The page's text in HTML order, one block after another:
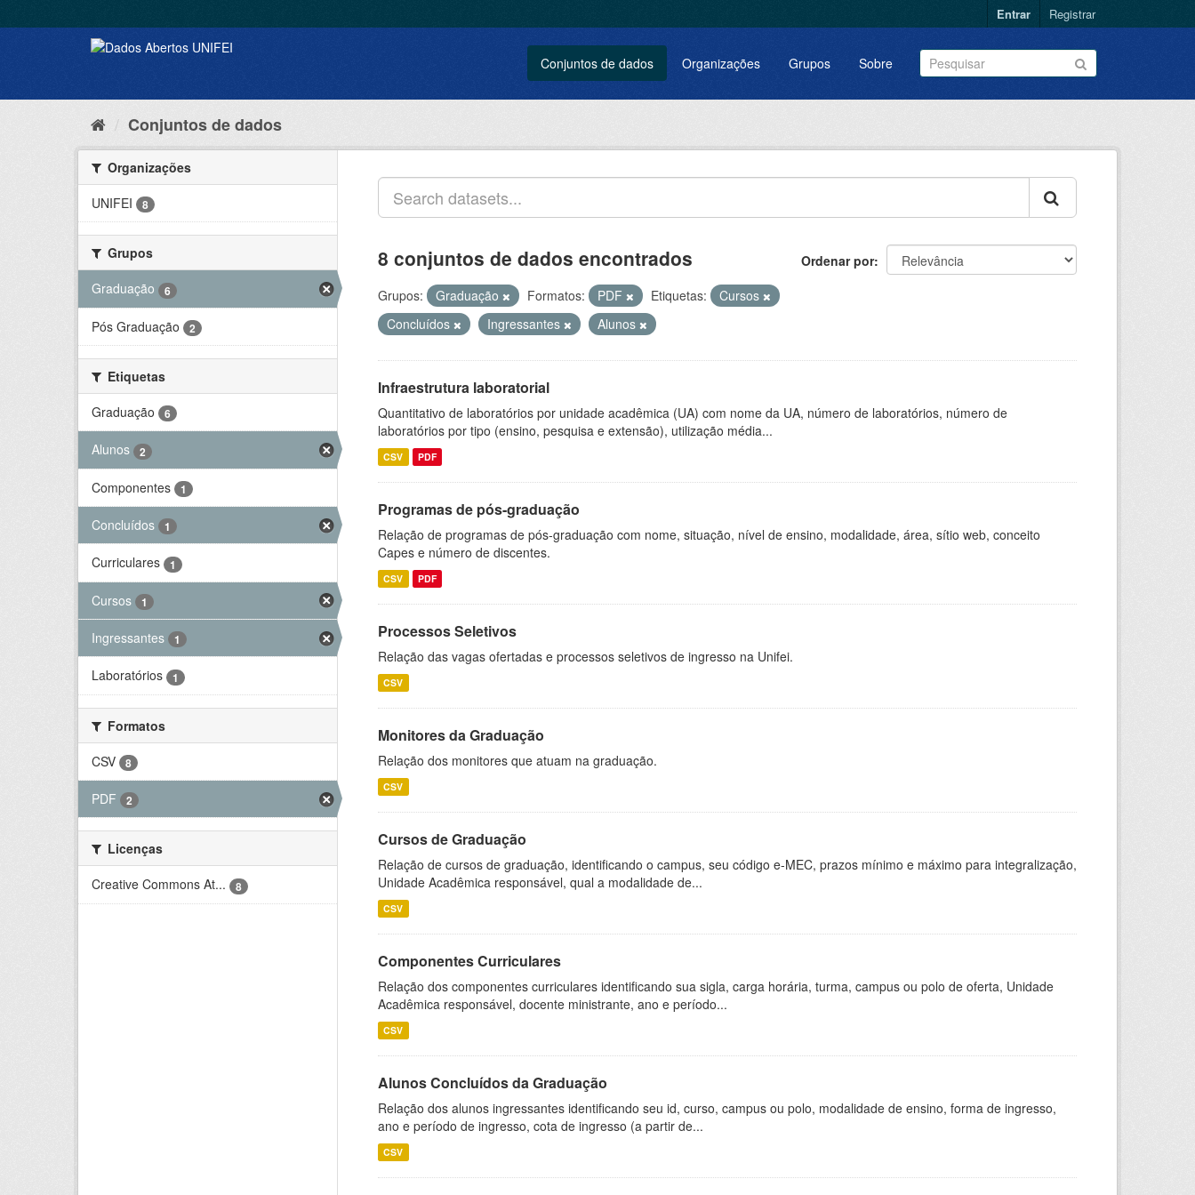
Entrar Registrar
Conjuntos de dados Organizações Grupos Sobre
Conjuntos de dados
Organizações
UNIFEI
8
Grupos
Graduação
6
Pós Graduação 2
Etiquetas
Graduação
6
Alunos 2
Componentes 1
Concluídos 1
Curriculares 1
Cursos 1
Ingressantes 1
Laboratórios 1
Formatos
CSV
8
PDF 2
Licenças
Creative Commons At...
8
Ordenar por
8 conjuntos de dados encontrados
Grupos: Graduação Formatos: PDF Etiquetas:
Cursos
Concluídos
Ingressantes Alunos
Infraestrutura laboratorial
Quantitativo de laboratórios por unidade acadêmica (UA) com nome da UA, número de laboratórios, número de
laboratórios por tipo (ensino, pesquisa e extensão), utilização média...
CSV PDF
Programas de pós-graduação
Relação de programas de pós-graduação com nome, situação, nível de ensino, modalidade, área, sítio web, conceito
Capes e número de discentes.
CSV PDF
Processos Seletivos
Relação das vagas ofertadas e processos seletivos de ingresso na Unifei.
CSV
Monitores da Graduação
Relação dos monitores que atuam na graduação.
CSV
Cursos de Graduação
Relação de cursos de graduação, identificando o campus, seu código e-MEC, prazos mínimo e máximo para integralização,
Unidade Acadêmica responsável, qual a modalidade de...
CSV
Componentes Curriculares
Relação dos componentes curriculares identificando sua sigla, carga horária, turma, campus ou polo de oferta, Unidade
Acadêmica responsável, docente ministrante, ano e período...
CSV
Alunos Concluídos da Graduação
Relação dos alunos ingressantes identificando seu id, curso, campus ou polo, modalidade de ensino, forma de ingresso,
ano e período de ingresso, cota de ingresso (a partir de...
CSV